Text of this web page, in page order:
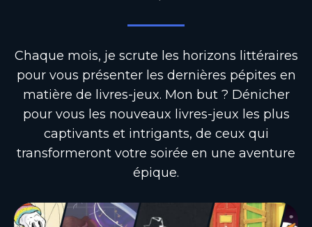
Chaque mois, je scrute les horizons littéraires
pour vous présenter les dernières pépites en
matière de livres-jeux. Mon but ? Dénicher
pour vous les nouveaux livres-jeux les plus
captivants et intrigants, de ceux qui
transformeront votre soirée en une aventure
épique.